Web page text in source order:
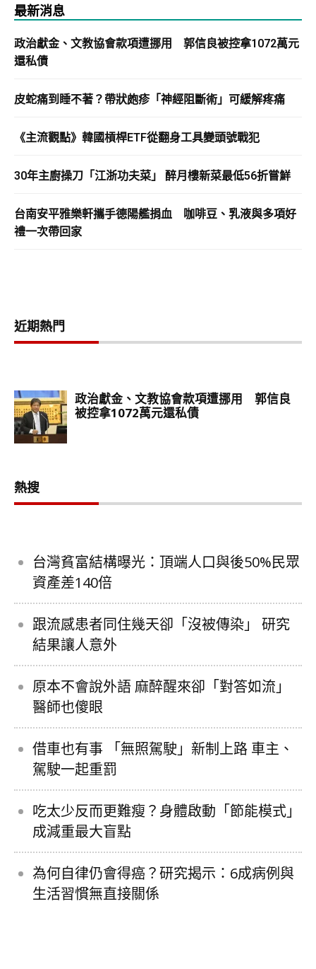
最新消息
政治獻金、文教協會款項遭挪用 郭信良被控拿1072萬元
還私債
皮蛇痛到睡不著？帶狀皰疹「神經阻斷術」可緩解疼痛
《主流觀點》韓國槓桿ETF從翻身工具變頭號戰犯
30年主廚操刀「江浙功夫菜」 醉月樓新菜最低56折嘗鮮
台南安平雅樂軒攜手德陽艦捐血 咖啡豆、乳液與多項好
禮一次帶回家
近期熱門
熱搜
台灣貧富結構曝光：頂端人口與後50%民眾
資產差140倍
跟流感患者同住幾天卻「沒被傳染」 研究
結果讓人意外
原本不會說外語 麻醉醒來卻「對答如流」
醫師也傻眼
借車也有事 「無照駕駛」新制上路 車主、
駕駛一起重罰
吃太少反而更難瘦？身體啟動「節能模式」
成減重最大盲點
為何自律仍會得癌？研究揭示：6成病例與
生活習慣無直接關係